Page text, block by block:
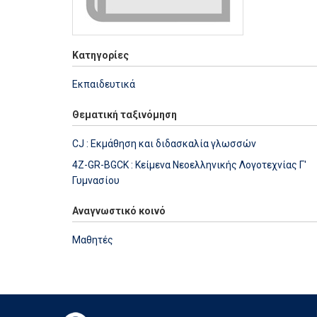
Κατηγορίες
Εκπαιδευτικά
Θεματική ταξινόμηση
CJ : Εκμάθηση και διδασκαλία γλωσσών
4Z-GR-BGCK : Κείμενα Νεοελληνικής Λογοτεχνίας Γ'
Γυμνασίου
Αναγνωστικό κοινό
Μαθητές